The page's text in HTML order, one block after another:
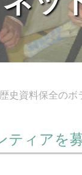
史資料保全のボ
ティアを